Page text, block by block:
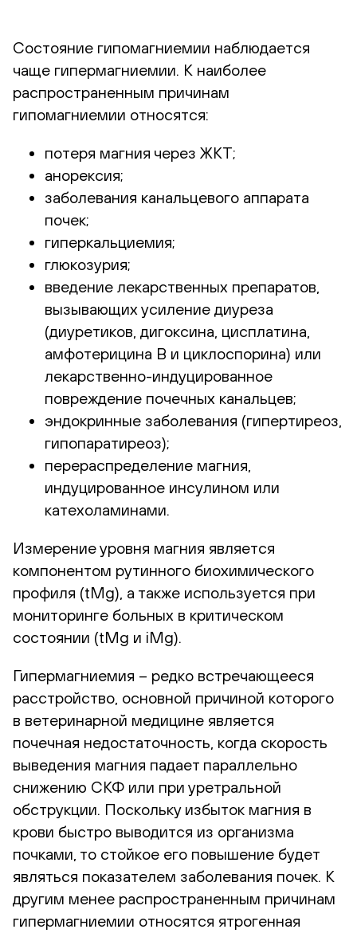
Состояние гипомагниемии наблюдается
чаще гипермагниемии. К наиболее
распространенным причинам
гипомагниемии относятся:
потеря магния через ЖКТ;
анорексия;
заболевания канальцевого аппарата
почек;
гиперкальциемия;
глюкозурия;
введение лекарственных препаратов,
вызывающих усиление диуреза
(диуретиков, дигоксина, цисплатина,
амфотерицина В и циклоспорина) или
лекарственно-индуцированное
повреждение почечных канальцев;
эндокринные заболевания (гипертиреоз,
гипопаратиреоз);
перераспределение магния,
индуцированное инсулином или
катехоламинами.
Измерение уровня магния является
компонентом рутинного биохимического
профиля (tMg), а также используется при
мониторинге больных в критическом
состоянии (tMg и iMg).
Гипермагниемия – редко встречающееся
расстройство, основной причиной которого
в ветеринарной медицине является
почечная недостаточность, когда скорость
выведения магния падает параллельно
снижению СКФ или при уретральной
обструкции. Поскольку избыток магния в
крови быстро выводится из организма
почками, то стойкое его повышение будет
являться показателем заболевания почек. К
другим менее распространенным причинам
гипермагниемии относятся ятрогенная